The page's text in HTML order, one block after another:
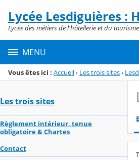
Menu de la rubrique
Contenu
Lycée Lesdiguières :
Lycée des métiers de l'hôtellerie et du tourisme
MENU
Vous êtes ici : Accueil› Les trois sites›
Les trois sites
Règlement intérieur, tenue
obligatoire & Chartes
Contact